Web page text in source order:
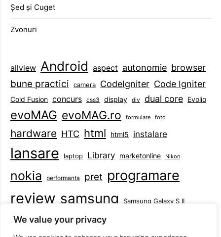
We value your privacy
Șed și Cuget
Zvonuri
allview Android aspect autonomie browser
bune practici camera CodeIgniter Code Igniter
Cold Fusion concurs css3 display div dual core Evolio
evoMAG evoMAG.ro formulare foto
hardware HTC html html5 instalare
lansare laptop Library marketonline Nikon
nokia performanta pret programare
review samsung Samsung Galaxy S II
smartphone specificatii standarde